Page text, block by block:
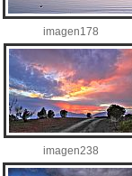
imagen178
imagen238